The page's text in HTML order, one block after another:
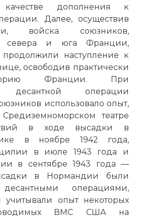
дополнения к
Далее, осуществив
войска союзников,
севера и юга Франции,
наступление к
освободив практически
Франции. При
десантной операции
использовало опыт,
театре
в ходе высадки в
в ноябре 1942 года,
в июле 1943 года и
в сентябре 1943 года —
в Нормандии были
операциями,
учитывали опыт некоторых
ВМС США на